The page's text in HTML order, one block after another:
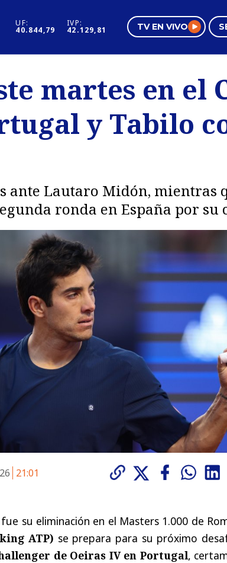
UF:
40.844,79
IVP:
42.129,81 TV EN VIVO
Negocios
Pura Mujer
martes en el
y Tabilo
ante Lautaro Midón, mientras
ronda en España por
21:01
su eliminación en el Masters 1.000 de
ATP) se prepara para su próximo
de Oeiras IV en Portugal,